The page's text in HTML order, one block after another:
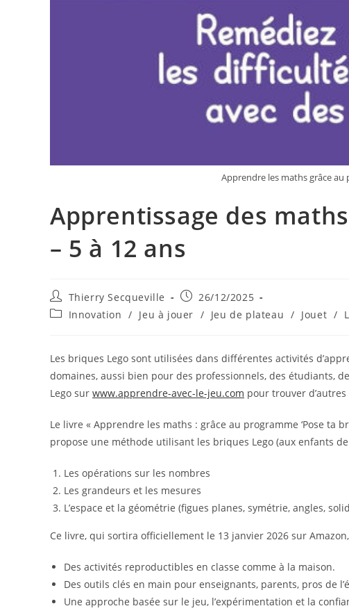
Apprendre les maths grâce
Apprentissage des
– 5 à 12 ans
Auteur/autrice
de
Thierry Secqueville
Publication
publiée :
26/12/2025
PostInnovation / Jeu à jouer / Jeu de plateau / Jouet /
Les briques Lego sont utilisées dans différentes activités
domaines, aussi bien pour des professionnels, des étudiants,
Lego sur www.apprendre-avec-le-jeu.com pour trouver
Le livre « Apprendre les maths : grâce au programme ‘Pose ta
propose une méthode utilisant les briques Lego (aux enfants
Les opérations sur les nombres
Les grandeurs et les mesures
L’espace et la géométrie (figues planes, symétrie, angles,
Ce livre, qui sortira officiellement le 13 janvier 2026 sur
Des activités reproductibles en classe comme à la maison.
Des outils clés en main pour enseignants, parents, pros de
Une approche basée sur le jeu, l’expérimentation et la